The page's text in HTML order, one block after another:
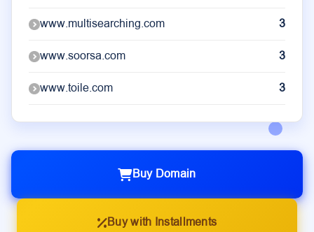
www.multisearching.com 3
www.soorsa.com 3
www.toile.com 3
Buy Domain
Buy with Installments